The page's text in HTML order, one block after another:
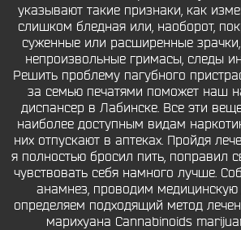
указывают такие признаки, как
слишком бледная или, наоборот,
суженные или расширенные
непроизвольные гримасы, следы
Решить проблему пагубного
за семью печатями поможет наш
диспансер в Лабинске. Все эти
наиболее доступным видам
них отпускают в аптеках. Пройдя
я полностью бросил пить, поправил
чувствовать себя намного лучше.
анамнез, проводим медицинскую
определяем подходящий метод
марихуана Cannabinoids